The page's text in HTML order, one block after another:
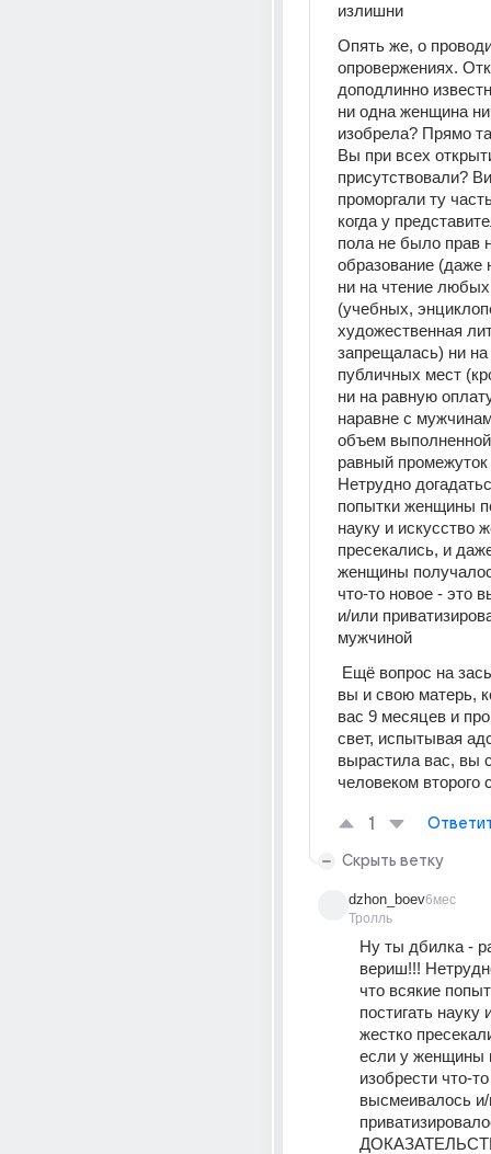
излишни
Опять же, о
опровержениях.
доподлинно
ни одна женщина
изобрела? Прямо
Вы при всех
присутствовали?
проморгали ту
когда у
пола не было прав
образование (даже
ни на чтение любых
(учебных,
художественная
запрещалась) ни
публичных мест
ни на равную
наравне с
объем
равный
Нетрудно
попытки женщины
науку и искусство
пресекались, и
женщины
что-то новое - это
и/или
мужчиной
вы и свою матерь,
вас 9 месяцев и
свет, испытывая
вырастила вас, вы
человеком второго
1
Скрыть ветку
dzhon_boev
Тролль
6мес
Ну ты дбилка -
вериш!!!
что всякие
постигать науку
жестко
если у женщины
изобрести что-
высмеивалось